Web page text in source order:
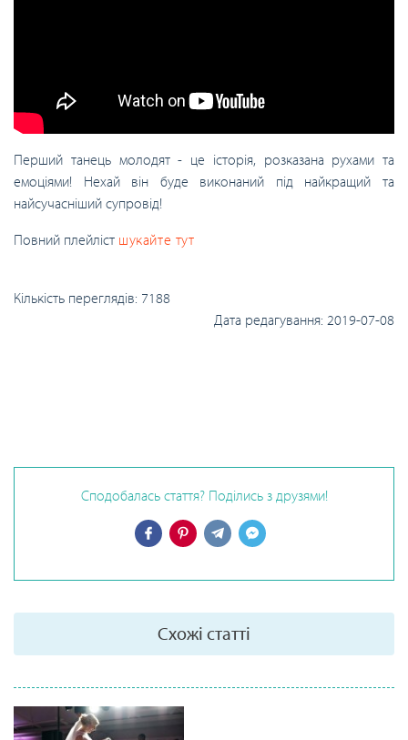
Перший танець молодят - це історія, розказана рухами та
емоціями! Нехай він буде виконаний під найкращий та
найсучасніший супровід!
Повний плейліст шукайте тут
Кількість переглядів: 7188
Дата редагування: 2019-07-08
Сподобалась стаття? Поділись з друзями!
Схожі статті